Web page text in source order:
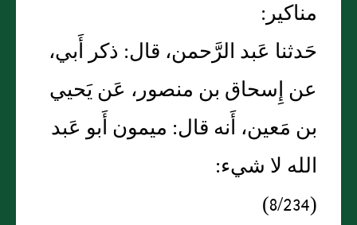
مناكير:
حَدثنا عَبد الرَّحمن، قال: ذكر أَبي،
عن إِسحاق بن منصور، عَن يَحيي
بن مَعين، أَنه قال: ميمون أَبو عَبد
الله لا شيء:
(8/234)